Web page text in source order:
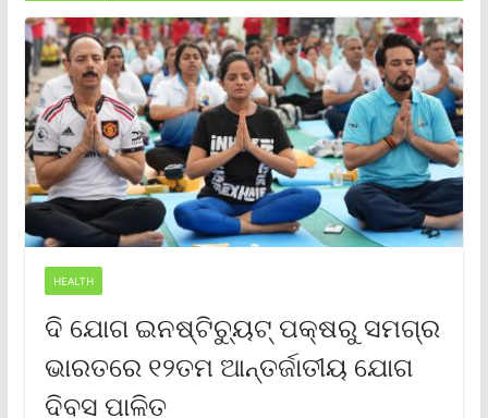
HEALTH
ଦି ଯୋଗ ଇନଷ୍ଟିଚ୍ୟୁଟ୍ ପକ୍ଷରୁ ସମଗ୍ର
ଭାରତରେ ୧୨ତମ ଆନ୍ତର୍ଜାତୀୟ ଯୋଗ
ଦିବସ ପାଳିତ